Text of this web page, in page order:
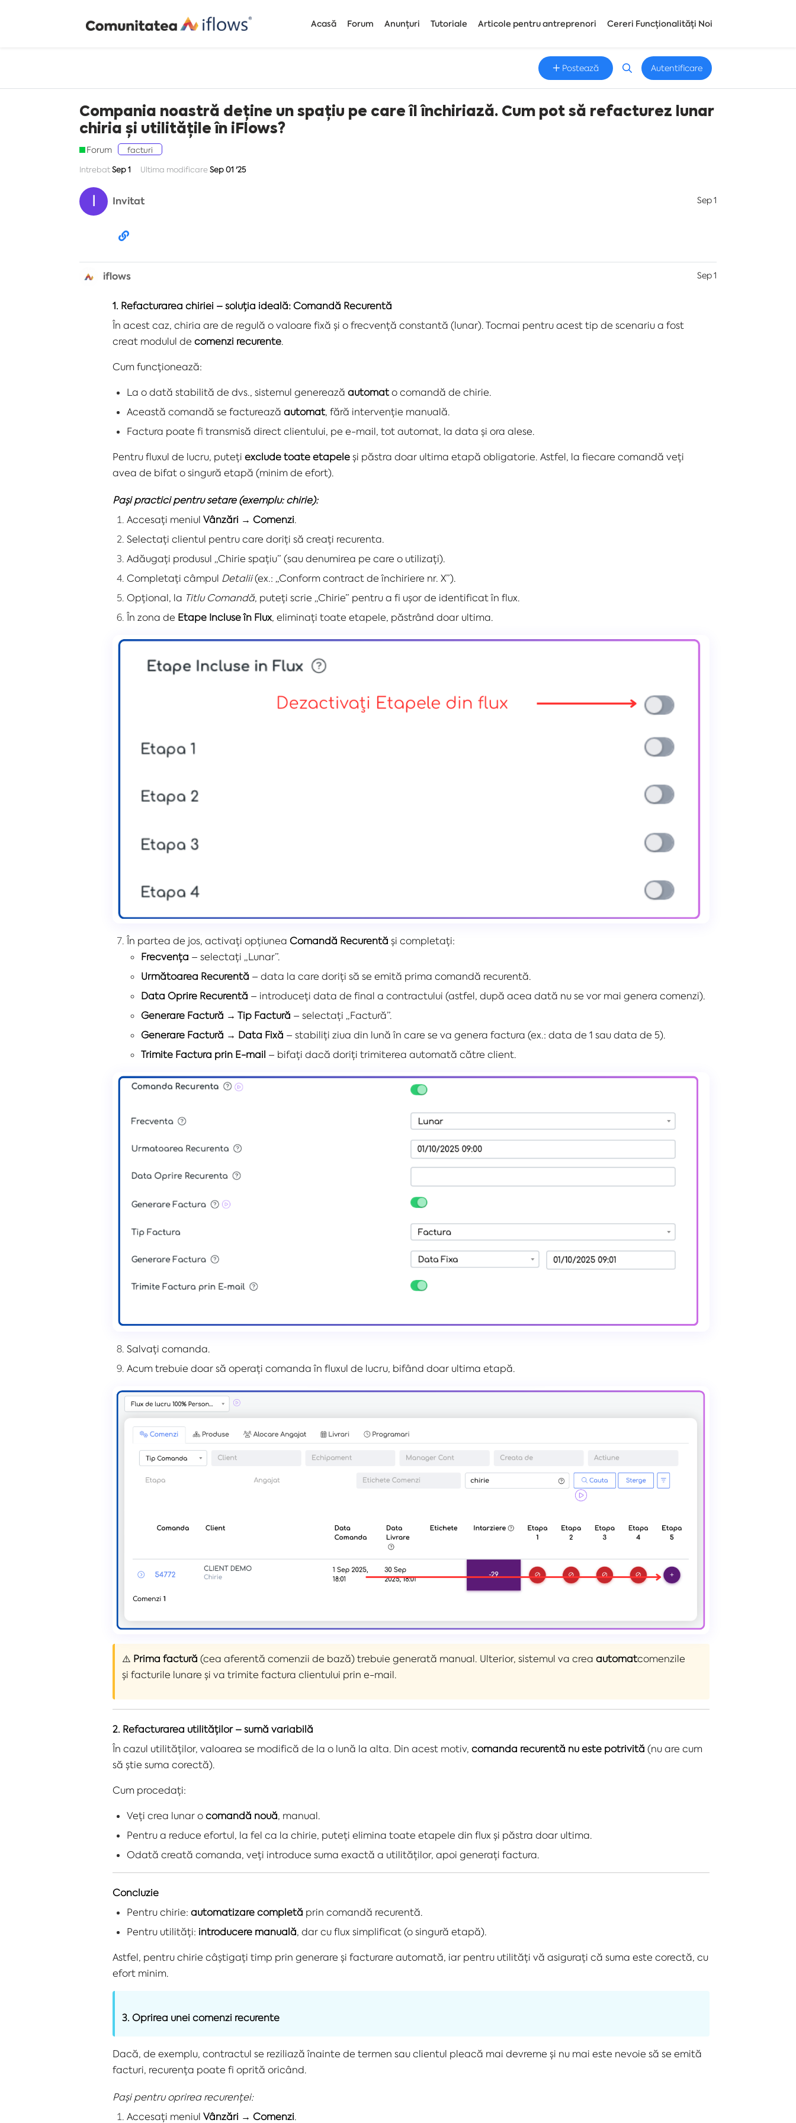
Acasă Forum Anunțuri Tutoriale Articole pentru antreprenori Cereri Funcționalități Noi
Postează Autentificare
Compania noastră deține un spațiu pe care îl închiriază. Cum pot să refacturez lunar
chiria și utilitățile în iFlows?
Forum
facturi
IntrebatSep 1 Ultima modificareSep 01 '25
I Invitat Sep 1
iflows Sep 1
1. Refacturarea chiriei – soluția ideală: Comandă Recurentă
În acest caz, chiria are de regulă o valoare fixă și o frecvență constantă (lunar). Tocmai pentru acest tip de scenariu a fost
creat modulul de comenzi recurente.
Cum funcționează:
La o dată stabilită de dvs., sistemul generează automat o comandă de chirie.
Această comandă se facturează automat, fără intervenție manuală.
Factura poate fi transmisă direct clientului, pe e-mail, tot automat, la data și ora alese.
Pentru fluxul de lucru, puteți exclude toate etapele și păstra doar ultima etapă obligatorie. Astfel, la fiecare comandă veți
avea de bifat o singură etapă (minim de efort).
Pași practici pentru setare (exemplu: chirie):
Accesați meniul Vânzări → Comenzi.
Selectați clientul pentru care doriți să creați recurenta.
Adăugați produsul „Chirie spațiu” (sau denumirea pe care o utilizați).
Completați câmpul Detalii(ex.: „Conform contract de închiriere nr. X”).
Opțional, la Titlu Comandă, puteți scrie „Chirie” pentru a fi ușor de identificat în flux.
În zona de Etape Incluse în Flux, eliminați toate etapele, păstrând doar ultima.
În partea de jos, activați opțiunea Comandă Recurentă și completați:
Frecvența – selectați „Lunar”.
Următoarea Recurentă – data la care doriți să se emită prima comandă recurentă.
Data Oprire Recurentă – introduceți data de final a contractului (astfel, după acea dată nu se vor mai genera comenzi).
Generare Factură → Tip Factură – selectați „Factură”.
Generare Factură → Data Fixă – stabiliți ziua din lună în care se va genera factura (ex.: data de 1 sau data de 5).
Trimite Factura prin E-mail – bifați dacă doriți trimiterea automată către client.
Salvați comanda.
Acum trebuie doar să operați comanda în fluxul de lucru, bifând doar ultima etapă.
⚠️ Prima factură (cea aferentă comenzii de bază) trebuie generată manual. Ulterior, sistemul va crea automatcomenzile
și facturile lunare și va trimite factura clientului prin e-mail.
2. Refacturarea utilităților – sumă variabilă
În cazul utilităților, valoarea se modifică de la o lună la alta. Din acest motiv, comanda recurentă nu este potrivită (nu are cum
să știe suma corectă).
Cum procedați:
Veți crea lunar o comandă nouă, manual.
Pentru a reduce efortul, la fel ca la chirie, puteți elimina toate etapele din flux și păstra doar ultima.
Odată creată comanda, veți introduce suma exactă a utilităților, apoi generați factura.
Concluzie
Pentru chirie: automatizare completă prin comandă recurentă.
Pentru utilități: introducere manuală, dar cu flux simplificat (o singură etapă).
Astfel, pentru chirie câștigați timp prin generare și facturare automată, iar pentru utilități vă asigurați că suma este corectă, cu
efort minim.
3. Oprirea unei comenzi recurente
Dacă, de exemplu, contractul se reziliază înainte de termen sau clientul pleacă mai devreme și nu mai este nevoie să se emită
facturi, recurența poate fi oprită oricând.
Pași pentru oprirea recurenței:
Accesați meniul Vânzări → Comenzi.